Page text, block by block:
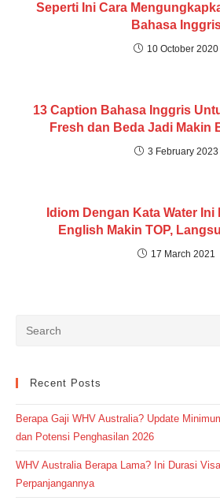
Seperti Ini Cara
Bahasa
10 October 2020
13 Caption Bahasa Inggris
Fresh dan Beda Jadi Makin
3 February 2023
Idiom Dengan Kata Water Ini
English Makin TOP,
17 March 2021
Recent Posts
Berapa Gaji WHV Australia? Update
dan Potensi Penghasilan 2026
WHV Australia Berapa Lama? Ini Durasi
Perpanjangannya